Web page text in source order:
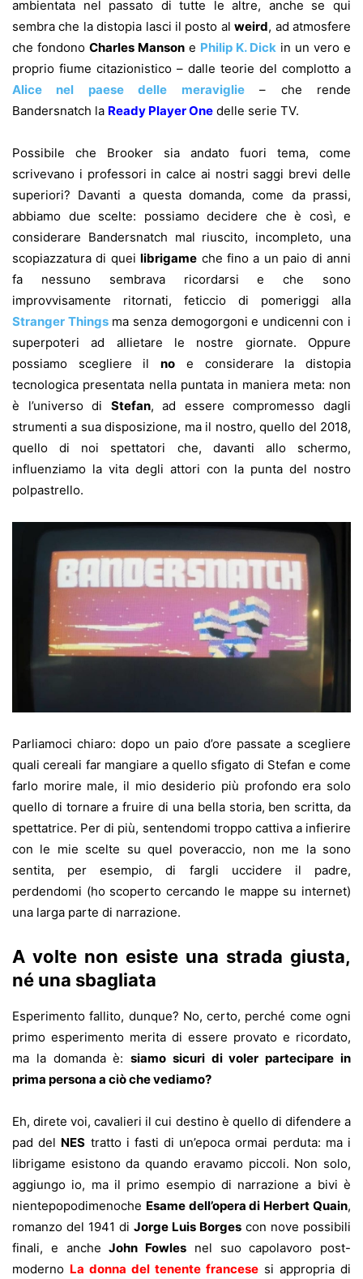
ambientata nel passato di tutte le altre, anche se qui
sembra che la distopia lasci il posto alweird, ad atmosfere
che fondono Charles Manson e Philip K. Dick in un vero e
proprio fiume citazionistico – dalle teorie del complotto a
Alice nel paese delle meraviglie
– che rende
Bandersnatch la Ready Player One delle serie TV.
Possibile che Brooker sia andato fuori tema, come
scrivevano i professori in calce ai nostri saggi brevi delle
superiori? Davanti a questa domanda, come da prassi,
abbiamo due scelte: possiamo decidere che è così, e
considerare Bandersnatch mal riuscito, incompleto, una
scopiazzatura di queilibrigame che fino a un paio di anni
fa nessuno sembrava ricordarsi e che sono
improvvisamente ritornati, feticcio di pomeriggi alla
Stranger Thingsma senza demogorgoni e undicenni con i
superpoteri ad allietare le nostre giornate. Oppure
possiamo scegliere ilno e considerare la distopia
tecnologica presentata nella puntata in maniera meta: non
è l’universo di Stefan, ad essere compromesso dagli
strumenti a sua disposizione, ma il nostro, quello del 2018,
quello di noi spettatori che, davanti allo schermo,
influenziamo la vita degli attori con la punta del nostro
polpastrello.
Parliamoci chiaro: dopo un paio d’ore passate a scegliere
quali cereali far mangiare a quello sfigato di Stefan e come
farlo morire male, il mio desiderio più profondo era solo
quello di tornare a fruire di una bella storia, ben scritta, da
spettatrice. Per di più, sentendomi troppo cattiva a infierire
con le mie scelte su quel poveraccio, non me la sono
sentita, per esempio, di fargli uccidere il padre,
perdendomi (ho scoperto cercando le mappe su internet)
una larga parte di narrazione.
A volte non esiste una strada giusta,
né una sbagliata
Esperimento fallito, dunque? No, certo, perché come ogni
primo esperimento merita di essere provato e ricordato,
ma la domanda è:siamo sicuri di voler partecipare in
prima persona a ciò che vediamo?
Eh, direte voi, cavalieri il cui destino è quello di difendere a
pad del NES tratto i fasti di un’epoca ormai perduta: ma i
librigame esistono da quando eravamo piccoli. Non solo,
aggiungo io, ma il primo esempio di narrazione a bivi è
nientepopodimenoche Esame dell’opera di Herbert Quain,
romanzo del 1941 di Jorge Luis Borges con nove possibili
finali, e ancheJohn Fowles nel suo capolavoro post-
moderno La donna del tenente francese si appropria di